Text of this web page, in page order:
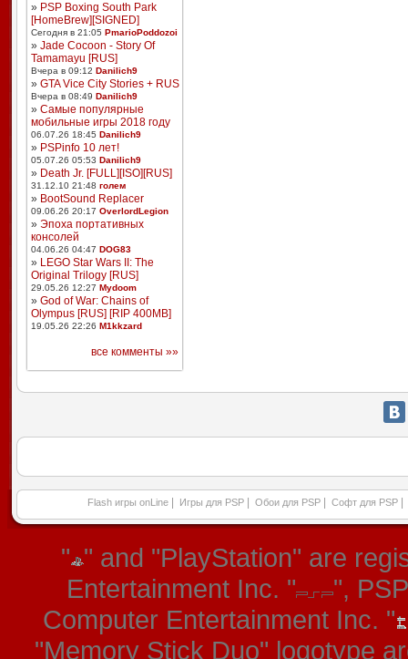
» PSP Boxing South Park
[HomeBrew][SIGNED]
Сегодня в 21:05 PmarioPoddozoi
» Jade Cocoon - Story Of
Tamamayu [RUS]
Вчера в 09:12 Danilich9
» GTA Vice City Stories + RUS
Вчера в 08:49 Danilich9
» Самые популярные
мобильные игры 2018 году
06.07.26 18:45 Danilich9
» PSPinfo 10 лет!
05.07.26 05:53 Danilich9
» Death Jr. [FULL][ISO][RUS]
31.12.10 21:48 голем
» BootSound Replacer
09.06.26 20:17 OverlordLegion
» Эпоха портативных
консолей
04.06.26 04:47 DOG83
» LEGO Star Wars II: The
Original Trilogy [RUS]
29.05.26 12:27 Mydoom
» God of War: Chains of
Olympus [RUS] [RIP 400MB]
19.05.26 22:26 M1kkzard
все комменты »»
Flash игры onLine Игры для PSP Обои для PSP Софт для PSP
" " and "PlayStation" are
Entertainment Inc. "
",
Computer Entertainment Inc. "
"Memory Stick Duo" logotype